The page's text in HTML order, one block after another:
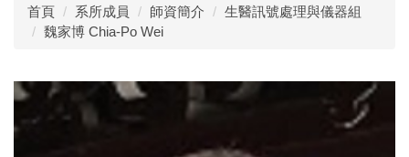
首頁 系所成員 師資簡介
生醫訊號處理與儀器組
魏家博 Chia-Po Wei